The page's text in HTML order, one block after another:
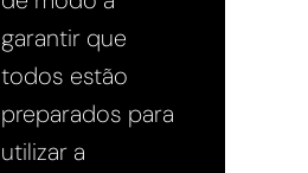
garantir que
todos estão
preparados para
utilizar a